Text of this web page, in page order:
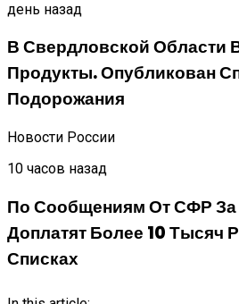
день назад
В Свердловской Области
Продукты. Опубликован
Подорожания
Новости России
10 часов назад
По Сообщениям От СФР
Доплатят Более 10 Тысяч
Списках